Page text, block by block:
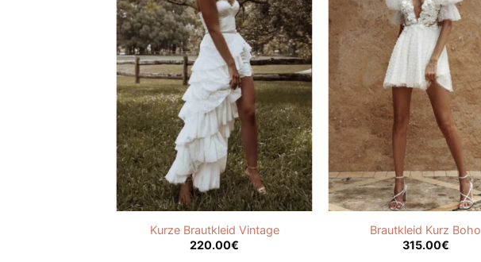
Kurze Brautkleid Vintage
220.00€
Brautkleid Kurz Boho
315.00€